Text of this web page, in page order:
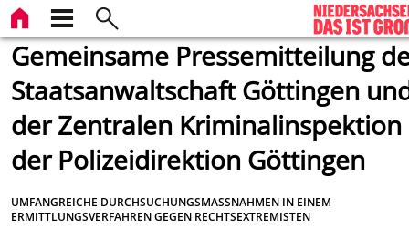
Gemeinsame Pressemitteilung
Staatsanwaltschaft Göttingen
der Zentralen Kriminalinspektion
der Polizeidirektion Göttingen
UMFANGREICHE DURCHSUCHUNGSMASSNAHMEN IN EINEM E
RMITTLUNGSVERFAHREN GEGEN RECHTSEXTREMISTEN